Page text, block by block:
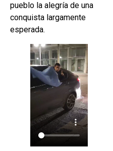
pueblo la alegría de una
conquista largamente
esperada.